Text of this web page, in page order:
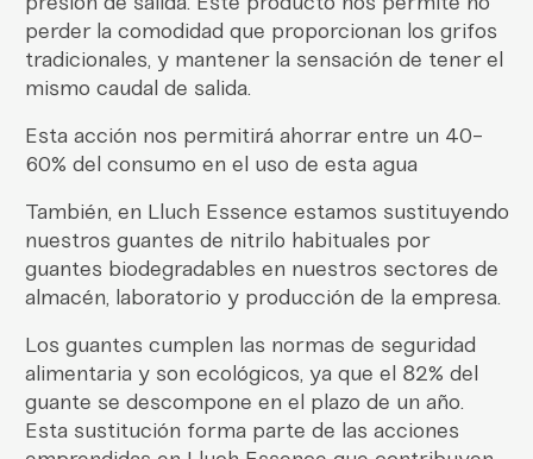
perder la comodidad que proporcionan los grifos
tradicionales, y mantener la sensación de tener el
mismo caudal de salida.
Esta acción nos permitirá ahorrar entre un 40-
60% del consumo en el uso de esta agua
También, en Lluch Essence estamos sustituyendo
nuestros guantes de nitrilo habituales por
guantes biodegradables en nuestros sectores de
almacén, laboratorio y producción de la empresa.
Los guantes cumplen las normas de seguridad
alimentaria y son ecológicos, ya que el 82% del
guante se descompone en el plazo de un año.
Esta sustitución forma parte de las acciones